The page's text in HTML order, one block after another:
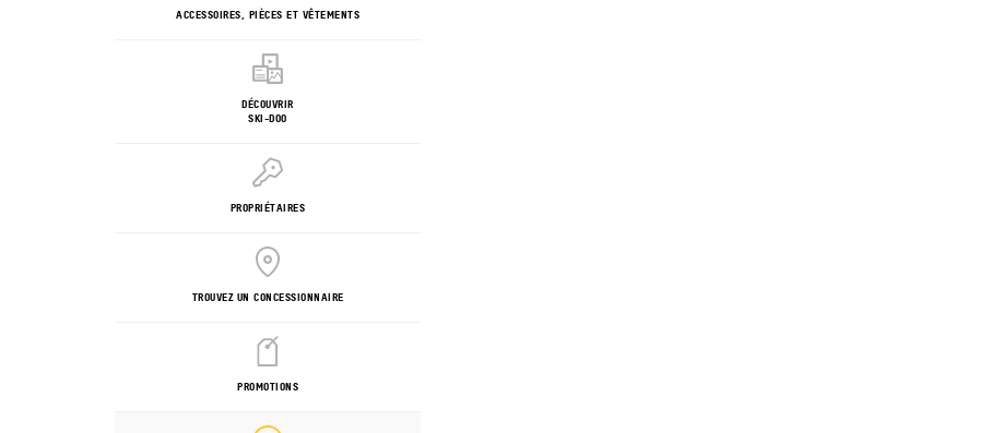
ACCESSOIRES, PIÈCES ET VÊTEMENTS
DÉCOUVRIR
SKI-DOO
PROPRIÉTAIRES
TROUVEZ UN CONCESSIONNAIRE
PROMOTIONS